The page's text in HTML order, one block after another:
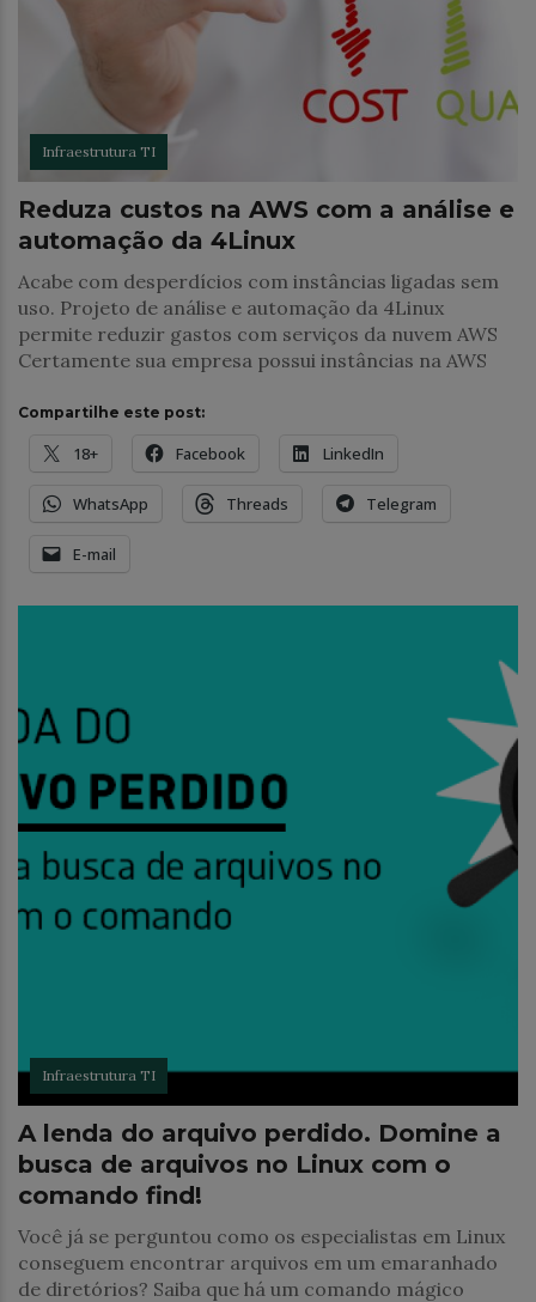
Infraestrutura TI
Reduza custos na AWS com a análise e
automação da 4Linux
Acabe com desperdícios com instâncias ligadas sem
uso. Projeto de análise e automação da 4Linux
permite reduzir gastos com serviços da nuvem AWS
Certamente sua empresa possui instâncias na AWS
Compartilhe este post:
18+ Facebook LinkedIn
WhatsApp Threads Telegram
E-mail
Infraestrutura TI
A lenda do arquivo perdido. Domine a
busca de arquivos no Linux com o
comando find!
Você já se perguntou como os especialistas em Linux
conseguem encontrar arquivos em um emaranhado
de diretórios? Saiba que há um comando mágico